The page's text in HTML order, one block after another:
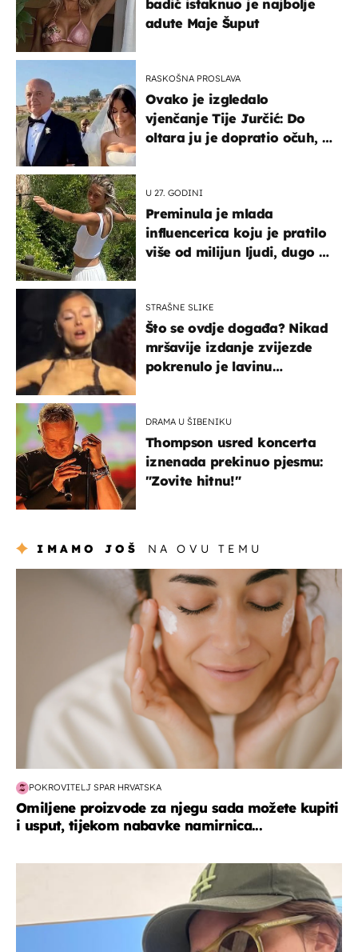
badić istaknuo je najbolje
adute Maje Šuput
RASKOŠNA PROSLAVA
Ovako je izgledalo
vjenčanje Tije Jurčić: Do
oltara ju je dopratio očuh, a
U 27. GODINI
Preminula je mlada
influencerica koju je pratilo
više od milijun ljudi, dugo se
STRAŠNE SLIKE
Što se ovdje događa? Nikad
mršavije izdanje zvijezde
pokrenulo je lavinu
DRAMA U ŠIBENIKU
Thompson usred koncerta
iznenada prekinuo pjesmu:
"Zovite hitnu!"
IMAMO JOŠ NA OVU TEMU
moda & ljepota
POKROVITELJ SPAR HRVATSKA
Omiljene proizvode za njegu sada možete kupiti
i usput, tijekom nabavke namirnica...